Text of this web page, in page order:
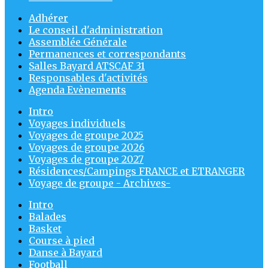
Adhérer
Le conseil d'administration
Assemblée Générale
Permanences et correspondants
Salles Bayard ATSCAF 31
Responsables d'activités
Agenda Evènements
Intro
Voyages individuels
Voyages de groupe 2025
Voyages de groupe 2026
Voyages de groupe 2027
Résidences/Campings FRANCE et ETRANGER
Voyage de groupe - Archives-
Intro
Balades
Basket
Course à pied
Danse à Bayard
Football